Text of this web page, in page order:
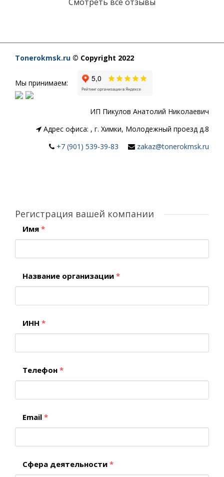
Tonerokmsk.ru © Copyright 2022
Мы принимаем:
ИП Пикулов Анатолий Николаевич
Адрес офиса: , г. Химки, Молодежный проезд д.8
+7 (901) 539-39-83
zakaz@tonerokmsk.ru
Регистрация вашей компании
Имя *
Название организации *
ИНН *
Телефон *
Email *
Сфера деятельности *